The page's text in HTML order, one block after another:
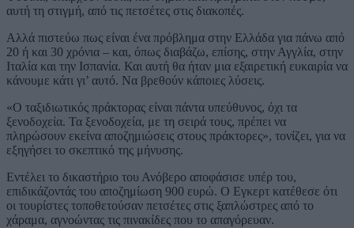
αυτή τη στιγμή, από τις πετσέτες στις διακοπές.
Αλλά πιστεύω πως είναι ένα πρόβλημα στην Ελλάδα για πάνω από
20 ή και 30 χρόνια – και, όπως διαβάζω, επίσης, στην Αγγλία, στην
Ιταλία και την Ισπανία. Και αυτή θα ήταν μια εξαιρετική ευκαιρία να
κάνουμε κάτι γι’ αυτό. Να βρεθούν κάποιες λύσεις.
«Ο ταξιδιωτικός πράκτορας είναι πάντα υπεύθυνος, όχι τα
ξενοδοχεία. Τα ξενοδοχεία, με τη σειρά τους, πρέπει να
πληρώσουν εκείνα αποζημιώσεις στους πράκτορες», τονίζει, για να
εξηγήσει το σκεπτικό της μήνυσης.
Εντέλει το δικαστήριο του Ανόβερο αποφάσισε υπέρ του,
επιδικάζοντάς του αποζημίωση 900 ευρώ. Ο Εγκερτ κατέθεσε ότι
οι τουρίστες τοποθετούσαν πετσέτες στις ξαπλώστρες από το
χάραμα, αγνοώντας τις πινακίδες που το απαγόρευαν.